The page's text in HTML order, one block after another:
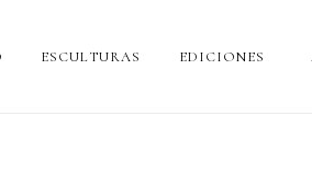
ESCULTURAS EDICIONES